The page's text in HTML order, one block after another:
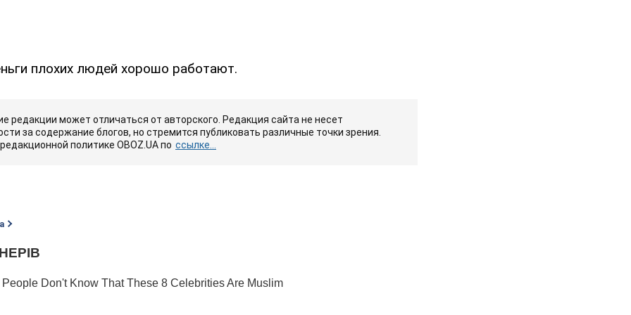
плохих людей хорошо работают.
редакции может отличаться от авторского. Редакция сайта не несет
за содержание блогов, но стремится публиковать различные точки зрения.
политике OBOZ.UA по ссылке...